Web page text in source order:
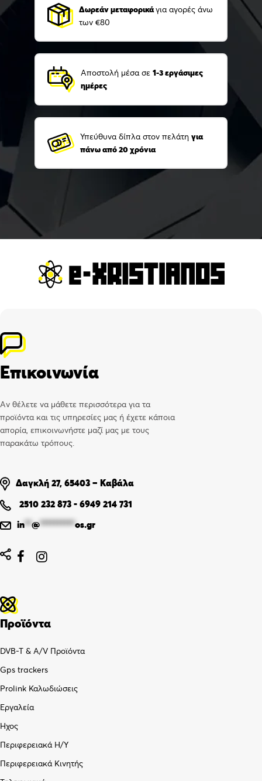
Δωρεάν μεταφορικάγια αγορές άνω
των €80
Αποστολή μέσα σε 1-3 εργάσιμες
ημέρες
Υπεύθυνα δίπλα στον πελάτη για
πάνω από 20 χρόνια
Επικοινωνία
Αν θέλετε να μάθετε περισσότερα για τα
προϊόντα και τις υπηρεσίες μας ή έχετε κάποια
απορία, επικοινωνήστε μαζί μας με τους
παρακάτω τρόπους.
Δαγκλή 27, 65403 – Καβάλα
2510 232 873 - 6949 214 731
in**@**********os.gr
 
Προϊόντα
DVB-T & A/V Προϊόντα
Gps trackers
Prolink Καλωδιώσεις
Εργαλεία
Ήχος
Περιφερειακά Η/Υ
Περιφερειακά Κινητής